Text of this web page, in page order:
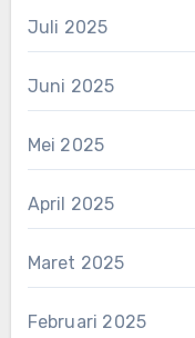
Juli 2025
Juni 2025
Mei 2025
April 2025
Maret 2025
Februari 2025